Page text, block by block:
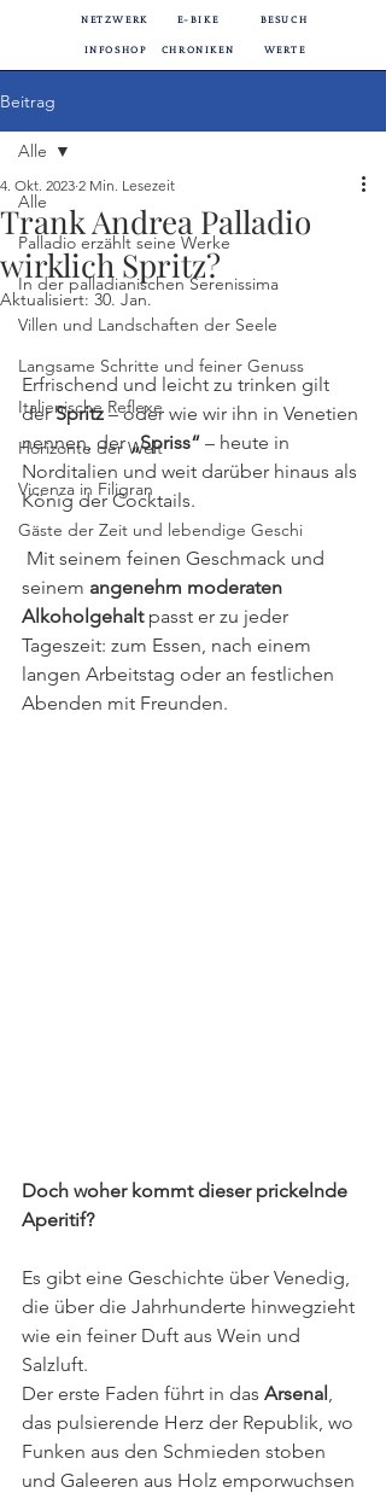
E-BIKE
NETZWERK BESUCH
CHRONIKEN
INFOSHOP WERTE
Beitrag
Alle
Palladio erzählt seine Werke
In der palladianischen Serenissima
Villen und Landschaften der Seele
Langsame Schritte und feiner Genuss
Italienische Reflexe
Horizonte der Welt
Vicenza in Filigran
Gäste der Zeit und lebendige Geschi
Alle
Trank Andrea Palladio
wirklich Spritz?
4. Okt. 2023 2 Min. Lesezeit
Aktualisiert: 30. Jan.
Erfrischend und leicht zu trinken gilt
der Spritz – oder wie wir ihn in Venetien
nennen, der „Spriss“ – heute in
Norditalien und weit darüber hinaus als
König der Cocktails.
seinem angenehm moderaten
Alkoholgehalt passt er zu jeder
Tageszeit: zum Essen, nach einem
langen Arbeitstag oder an festlichen
Abenden mit Freunden.
Doch woher kommt dieser prickelnde
Aperitif?
Es gibt eine Geschichte über Venedig,
die über die Jahrhunderte hinwegzieht
wie ein feiner Duft aus Wein und
Salzluft.
Der erste Faden führt in das Arsenal,
das pulsierende Herz der Republik, wo
Funken aus den Schmieden stoben
und Galeeren aus Holz emporwuchsen